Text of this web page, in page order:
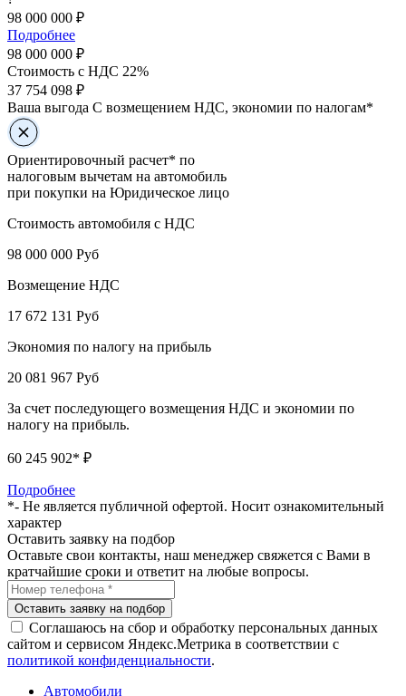
98 000 000 ₽
Подробнее
98 000 000 ₽
Стоимость с НДС 22%
37 754 098 ₽
Ваша выгода С возмещением НДС, экономии по налогам*
Ориентировочный расчет* по
налоговым вычетам на автомобиль
при покупки на Юридическое лицо
Стоимость автомобиля с НДС
98 000 000 Руб
Возмещение НДС
17 672 131 Руб
Экономия по налогу на прибыль
20 081 967 Руб
За счет последующего возмещения НДС и экономии по
налогу на прибыль.
60 245 902* ₽
Подробнее
*- Не является публичной офертой. Носит ознакомительный
характер
Оставить заявку на подбор
Оставьте свои контакты, наш менеджер свяжется с Вами в
кратчайшие сроки и ответит на любые вопросы.
Соглашаюсь на сбор и обработку персональных данных
сайтом и сервисом Яндекс.Метрика в соответствии с
политикой конфиденциальности.
Автомобили